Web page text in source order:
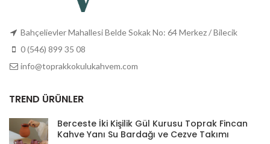
Bahçelievler Mahallesi Belde Sokak No: 64 Merkez / Bilecik
0 (546) 899 35 08
info@toprakkokulukahvem.com
TREND ÜRÜNLER
Berceste İki Kişilik Gül Kurusu Toprak Fincan
Kahve Yanı Su Bardağı ve Cezve Takımı